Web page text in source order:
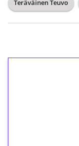
Teräväinen Teuvo